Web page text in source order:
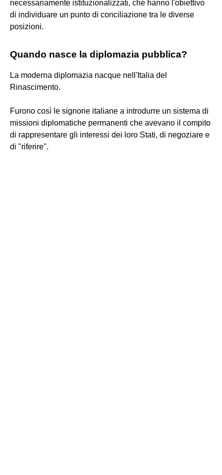
necessariamente istituzionalizzati, che hanno l'obiettivo
di individuare un punto di conciliazione tra le diverse
posizioni.
Quando nasce la diplomazia pubblica?
La moderna diplomazia nacque nell'Italia del
Rinascimento.
Furono così le signorie italiane a introdurre un sistema di
missioni diplomatiche permanenti che avevano il compito
di rappresentare gli interessi dei loro Stati, di negoziare e
di "riferire".